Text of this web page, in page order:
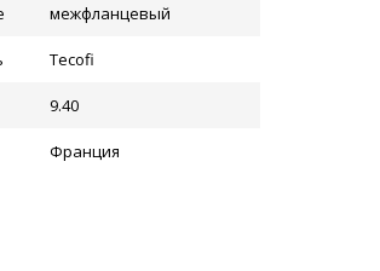
межфланцевый
Tecofi
9.40
Франция